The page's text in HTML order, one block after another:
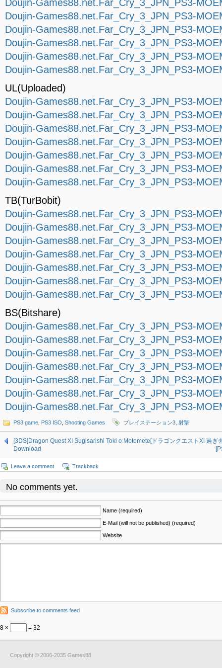
Doujin-Games88.net.Far_Cry_3_JPN_PS3-
Doujin-Games88.net.Far_Cry_3_JPN_PS3-
Doujin-Games88.net.Far_Cry_3_JPN_PS3-
Doujin-Games88.net.Far_Cry_3_JPN_PS3-
Doujin-Games88.net.Far_Cry_3_JPN_PS3-
Doujin-Games88.net.Far_Cry_3_JPN_PS3-
UL(Uploaded)
Doujin-Games88.net.Far_Cry_3_JPN_PS3-
Doujin-Games88.net.Far_Cry_3_JPN_PS3-
Doujin-Games88.net.Far_Cry_3_JPN_PS3-
Doujin-Games88.net.Far_Cry_3_JPN_PS3-
Doujin-Games88.net.Far_Cry_3_JPN_PS3-
Doujin-Games88.net.Far_Cry_3_JPN_PS3-
Doujin-Games88.net.Far_Cry_3_JPN_PS3-
TB(TurBobit)
Doujin-Games88.net.Far_Cry_3_JPN_PS3-
Doujin-Games88.net.Far_Cry_3_JPN_PS3-
Doujin-Games88.net.Far_Cry_3_JPN_PS3-
Doujin-Games88.net.Far_Cry_3_JPN_PS3-
Doujin-Games88.net.Far_Cry_3_JPN_PS3-
Doujin-Games88.net.Far_Cry_3_JPN_PS3-
Doujin-Games88.net.Far_Cry_3_JPN_PS3-
BS(Bitshare)
Doujin-Games88.net.Far_Cry_3_JPN_PS3-
Doujin-Games88.net.Far_Cry_3_JPN_PS3-
Doujin-Games88.net.Far_Cry_3_JPN_PS3-
Doujin-Games88.net.Far_Cry_3_JPN_PS3-
Doujin-Games88.net.Far_Cry_3_JPN_PS3-
Doujin-Games88.net.Far_Cry_3_JPN_PS3-
Doujin-Games88.net.Far_Cry_3_JPN_PS3-
PS3 game PS3 ISO Shooting Games プレイステーション3 射撃
[3DS]Dragon Quest XI Sugisarishi Toki o Motomete[ドラゴンクエストXI 過ぎ
Download
Leave a comment Trackback
No comments yet.
Name (required)
E-Mail (will not be published) (required)
Website
Subscribe to comments feed
8 × = 32
Copyright © 2006-2035 Games88